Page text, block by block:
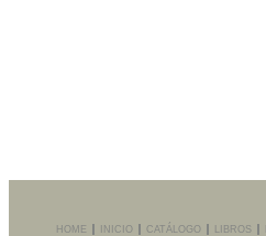
HOME INICIO CATÁLOGO LIBROS